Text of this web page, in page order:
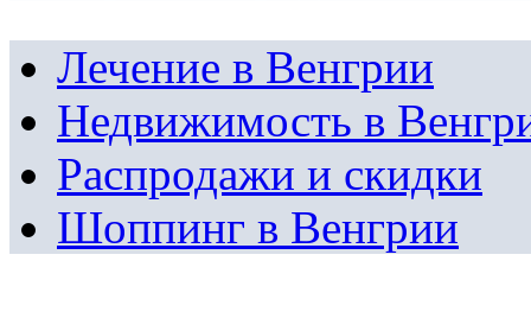
Лечение в Венгрии
Недвижимость в
Распродажи и скидки
Шоппинг в Венгрии